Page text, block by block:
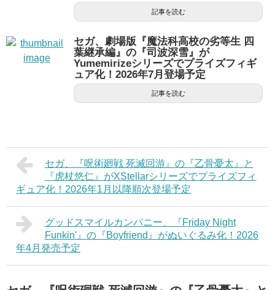
記事を読む
セガ、劇場版『魔法科高校の劣等生 四
葉継承編』の『司波深雪』が
Yumemirizeシリーズでプライズフィギ
ュア化！2026年7月登場予定
記事を読む
セガ、『呪術廻戦 死滅回游』の『乙骨憂太』と
『虎杖悠仁』がXStellarシリーズでプライズフィ
ギュア化！2026年1月以降順次登場予定
グッドスマイルカンパニー、『Friday Night
Funkin'』の『Boyfriend』がぬいぐるみ化！2026
年4月発売予定